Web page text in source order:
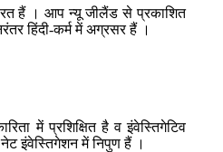
हैं । आप न्यू जीलैंड से प्रकाशित
हिंदी-कर्म में अग्रसर हैं ।
में प्रशिक्षित है व इंवेस्तिगेटिव
इंवेस्तिगेशन में निपुण हैं ।